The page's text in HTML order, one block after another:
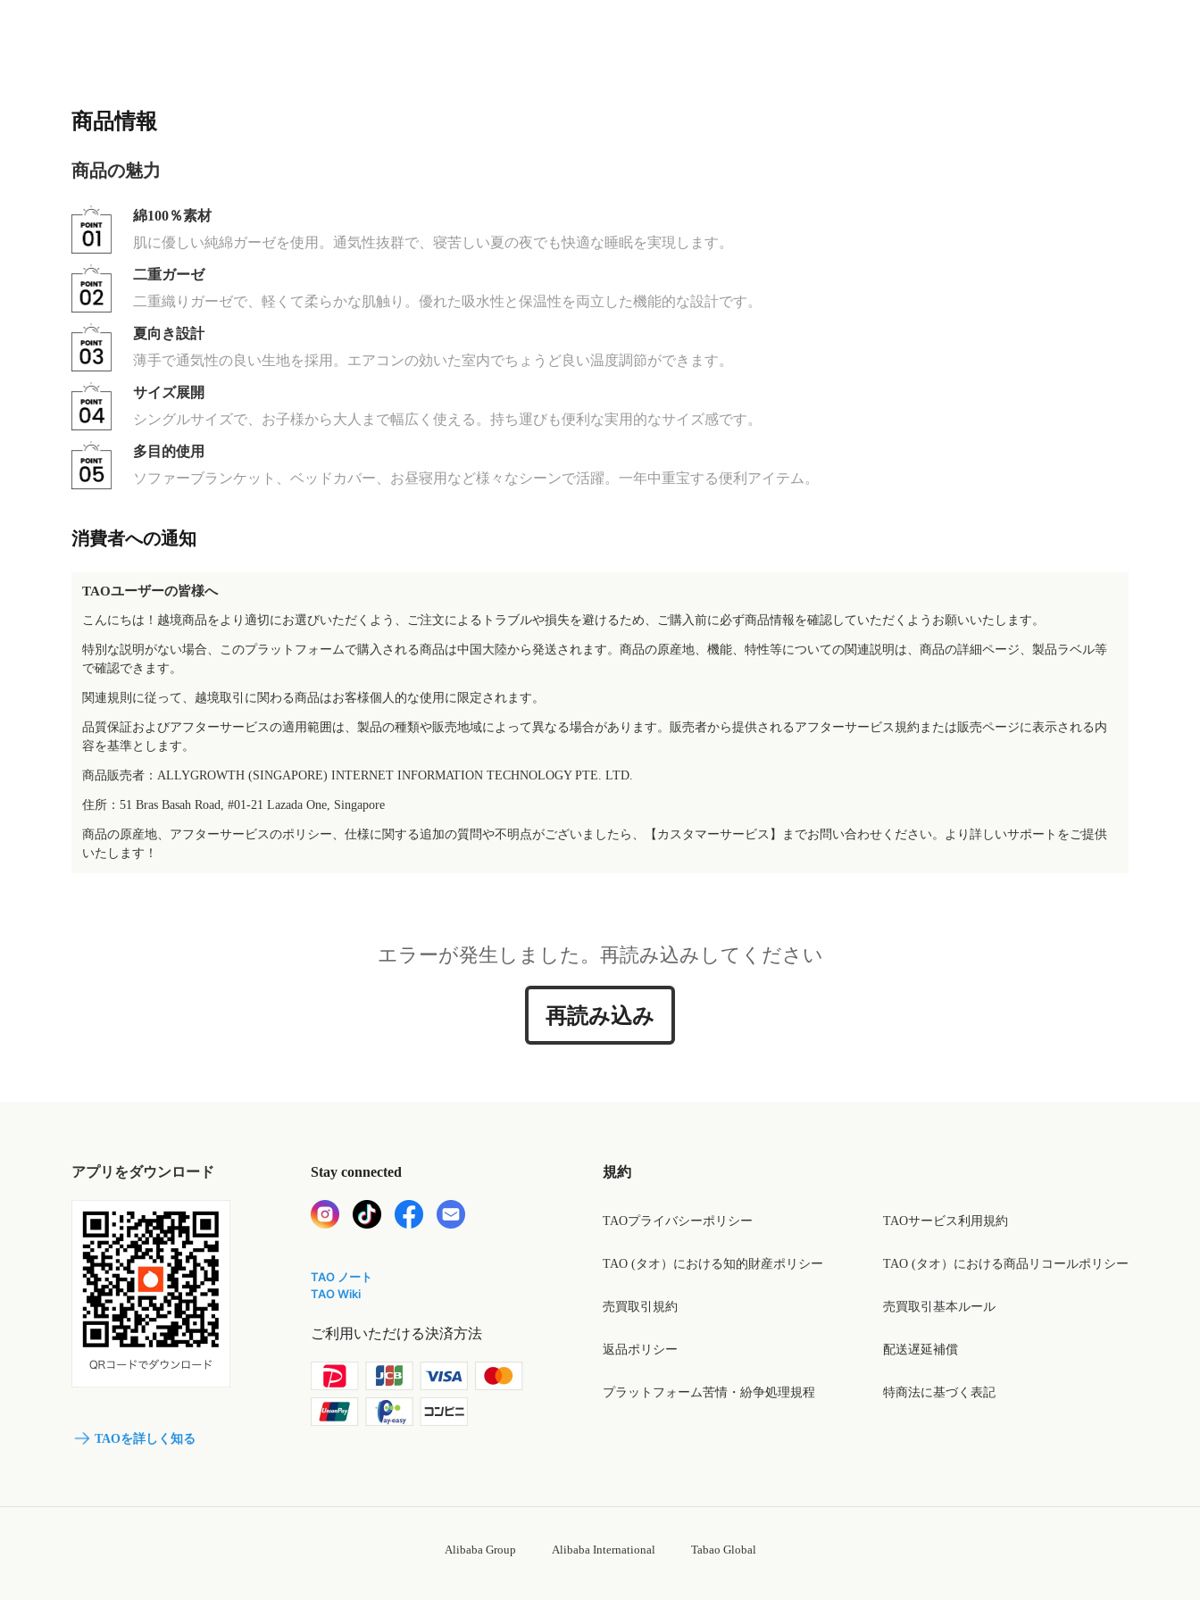
商品情報
商品の魅力
綿100％素材
肌に優しい純綿ガーゼを使用。通気性抜群で、寝苦しい夏の夜でも快適な睡眠を実現します。
二重ガーゼ
二重織りガーゼで、軽くて柔らかな肌触り。優れた吸水性と保温性を両立した機能的な設計です。
夏向き設計
薄手で通気性の良い生地を採用。エアコンの効いた室内でちょうど良い温度調節ができます。
サイズ展開
シングルサイズで、お子様から大人まで幅広く使える。持ち運びも便利な実用的なサイズ感です。
多目的使用
ソファーブランケット、ベッドカバー、お昼寝用など様々なシーンで活躍。一年中重宝する便利アイテム。
消費者への通知
TAOユーザーの皆様へ
こんにちは！越境商品をより適切にお選びいただくよう、ご注文によるトラブルや損失を避けるため、ご購入前に必ず商品情報を確認していただくようお願いいたします。
特別な説明がない場合、このプラットフォームで購入される商品は中国大陸から発送されます。商品の原産地、機能、特性等についての関連説明は、商品の詳細ページ、製品ラベル等
で確認できます。
関連規則に従って、越境取引に関わる商品はお客様個人的な使用に限定されます。
品質保証およびアフターサービスの適用範囲は、製品の種類や販売地域によって異なる場合があります。販売者から提供されるアフターサービス規約または販売ページに表示される内
容を基準とします。
商品販売者：ALLYGROWTH (SINGAPORE) INTERNET INFORMATION TECHNOLOGY PTE. LTD.
住所：51 Bras Basah Road, #01-21 Lazada One, Singapore
商品の原産地、アフターサービスのポリシー、仕様に関する追加の質問や不明点がございましたら、【カスタマーサービス】までお問い合わせください。より詳しいサポートをご提供
いたします！
エラーが発生しました。再読み込みしてください
再読み込み
アプリをダウンロード
TAOを詳しく知る
Stay connected
TAO ノート
TAO Wiki
ご利用いただける決済方法
規約
TAOプライバシーポリシー
TAO (タオ）における知的財産ポリシー
売買取引規約
返品ポリシー
プラットフォーム苦情・紛争処理規程
TAOサービス利用規約
TAO (タオ）における商品リコールポリシー
売買取引基本ルール
配送遅延補償
特商法に基づく表記
Alibaba Group Alibaba International Tabao Global